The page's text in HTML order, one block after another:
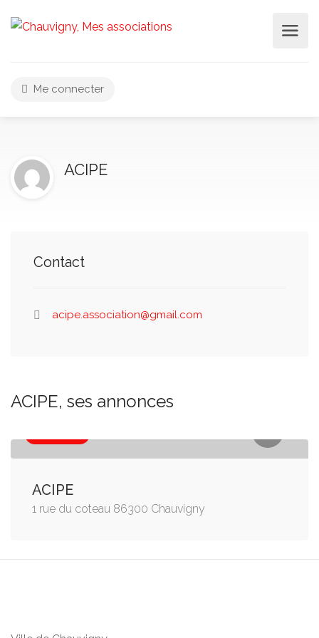
Me connecter
ACIPE
Contact
acipe.association@gmail.com
ACIPE, ses annonces
ACIPE
1 rue du coteau 86300 Chauvigny